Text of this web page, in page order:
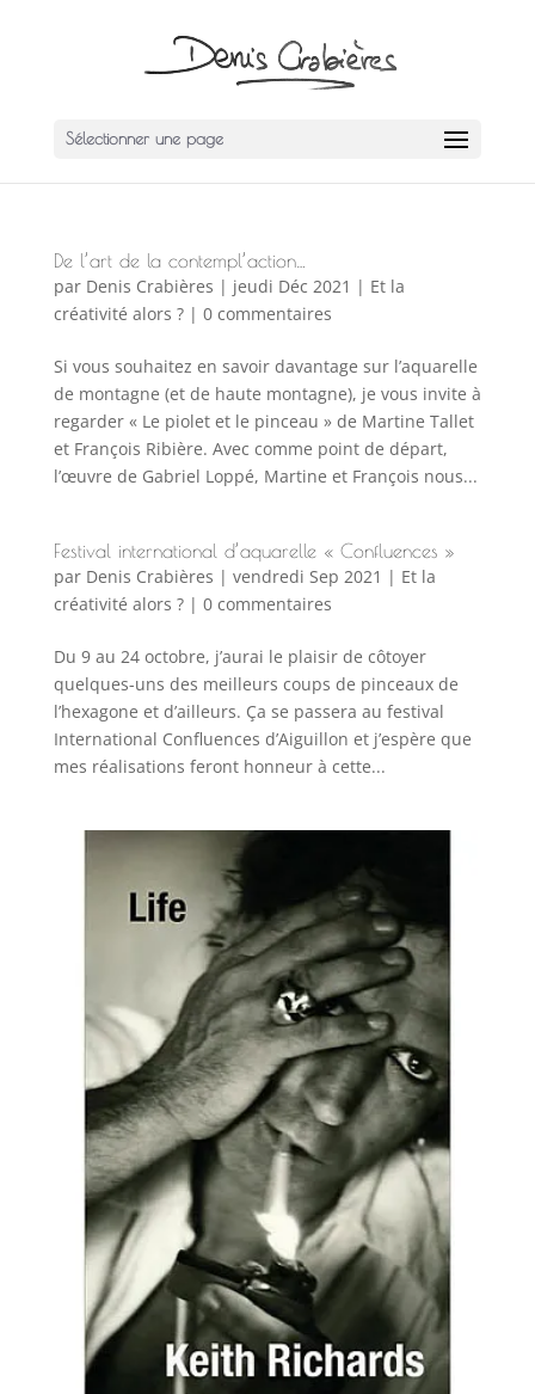
Sélectionner une page
De l’art de la contempl’action…
par Denis Crabières | jeudi Déc 2021 | Et la
créativité alors ?| 0 commentaires
Si vous souhaitez en savoir davantage sur l’aquarelle
de montagne (et de haute montagne), je vous invite à
regarder « Le piolet et le pinceau » de Martine Tallet
et François Ribière. Avec comme point de départ,
l’œuvre de Gabriel Loppé, Martine et François nous...
Festival international d’aquarelle « Confluences »
par Denis Crabières | vendredi Sep 2021 | Et la
créativité alors ?| 0 commentaires
Du 9 au 24 octobre, j’aurai le plaisir de côtoyer
quelques-uns des meilleurs coups de pinceaux de
l’hexagone et d’ailleurs. Ça se passera au festival
International Confluences d’Aiguillon et j’espère que
mes réalisations feront honneur à cette...